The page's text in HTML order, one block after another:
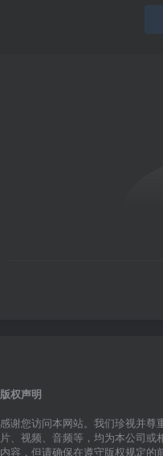
版权声明
感谢您访问本网站。我们珍视并尊
片、视频、音频等，均为本公司
内容，但请确保在遵守版权规定的